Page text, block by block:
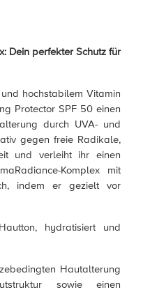
Dein perfekter Schutz für
hochstabilem Vitamin
Protector SPF 50 einen
durch UVA- und
gegen freie Radikale,
und verleiht ihr einen
Komplex mit
indem er gezielt vor
hydratisiert und
Hautalterung
sowie einen